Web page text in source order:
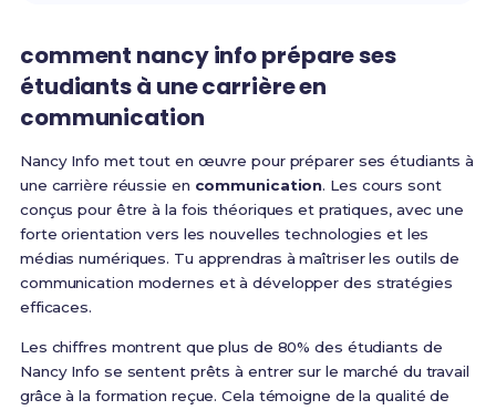
comment nancy info prépare ses
étudiants à une carrière en
communication
Nancy Info met tout en œuvre pour préparer ses étudiants à
une carrière réussie en communication. Les cours sont
conçus pour être à la fois théoriques et pratiques, avec une
forte orientation vers les nouvelles technologies et les
médias numériques. Tu apprendras à maîtriser les outils de
communication modernes et à développer des stratégies
efficaces.
Les chiffres montrent que plus de 80% des étudiants de
Nancy Info se sentent prêts à entrer sur le marché du travail
grâce à la formation reçue. Cela témoigne de la qualité de